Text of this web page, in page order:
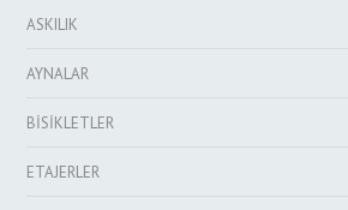
ASKILIK
AYNALAR
BİSİKLETLER
ETAJERLER